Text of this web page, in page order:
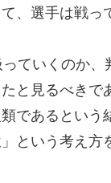
、選手は戦
ていくのか
と見るべきで
であるという
という考え方